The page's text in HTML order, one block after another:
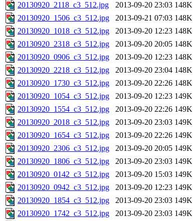
20130920_2118_c3_512.jpg
2013-09-20 23:03 148K
20130920_1506_c3_512.jpg
2013-09-21 07:03 148K
20130920_1018_c3_512.jpg
2013-09-20 12:23 148K
20130920_2318_c3_512.jpg
2013-09-20 20:05 148K
20130920_0906_c3_512.jpg
2013-09-20 12:23 148K
20130920_2218_c3_512.jpg
2013-09-20 23:04 148K
20130920_1730_c3_512.jpg
2013-09-20 22:26 148K
20130920_1054_c3_512.jpg
2013-09-20 12:23 149K
20130920_1554_c3_512.jpg
2013-09-20 22:26 149K
20130920_2018_c3_512.jpg
2013-09-20 23:03 149K
20130920_1654_c3_512.jpg
2013-09-20 22:26 149K
20130920_2306_c3_512.jpg
2013-09-20 20:05 149K
20130920_1806_c3_512.jpg
2013-09-20 23:03 149K
20130920_0142_c3_512.jpg
2013-09-20 15:03 149K
20130920_0942_c3_512.jpg
2013-09-20 12:23 149K
20130920_1854_c3_512.jpg
2013-09-20 23:03 149K
20130920_1742_c3_512.jpg
2013-09-20 23:03 149K